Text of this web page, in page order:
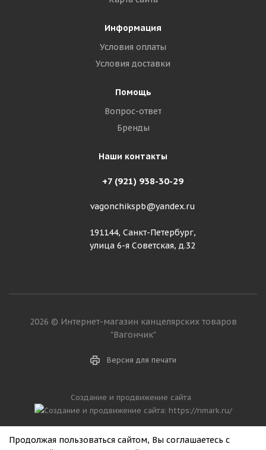
Информация
Условия оплаты
Условия доставки
Помощь
Вопрос-ответ
Бренды
Наши контакты
+7 (921) 938-30-29
vagonchikspb@yandex.ru
191144, Санкт-Петербург,
улица 6-я Советская, д.32
2026 © Интернет-магазин канцелярских товаров
"Вагончик"
Версия для печати
Создание и продвижение сайта
Продолжая пользоваться сайтом, Вы соглашаетесь с